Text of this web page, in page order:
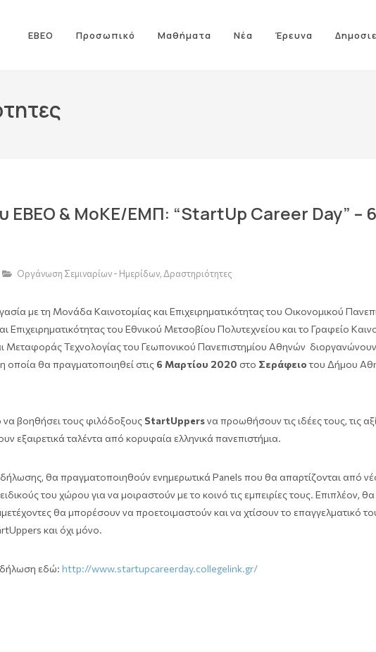
ΕΒΕΟ Προσωπικό Μαθήματα Νέα Έρευνα
ΕΒΕΟ & ΜοΚΕ/ΕΜΠ: “StartUp Career Day” –
Οργάνωση Σεμιναρίων - Ημερίδων, Δραστηριότητες
με τη Μονάδα Καινοτομίας και Επιχειρηματικότητας του Οικονομικού
Επιχειρηματικότητας του Εθνικού Μετσοβίου Πολυτεχνείου και το Γραφείο
Μεταφοράς Τεχνολογίας του Γεωπονικού Πανεπιστημίου Αθηνών
η οποία θα πραγματοποιηθεί στις 6 Μαρτίου 2020 στο Σεράφειοτου Δήμου
βοηθήσει τους φιλόδοξους StartUppersνα προωθήσουν τις ιδέες τους, τις
εξαιρετικά ταλέντα από κορυφαία ελληνικά πανεπιστήμια.
θα πραγματοποιηθούν ενημερωτικά Panels που θα απαρτίζονται από
ειδικούς του χώρου για να μοιραστούν με το κοινό τις εμπειρίες τους. Επιπλέον,
θα μπορέσουν να προετοιμαστούν και να χτίσουν το επαγγελματικό
και όχι μόνο.
εδώ: http://www.startupcareerday.collegelink.gr/